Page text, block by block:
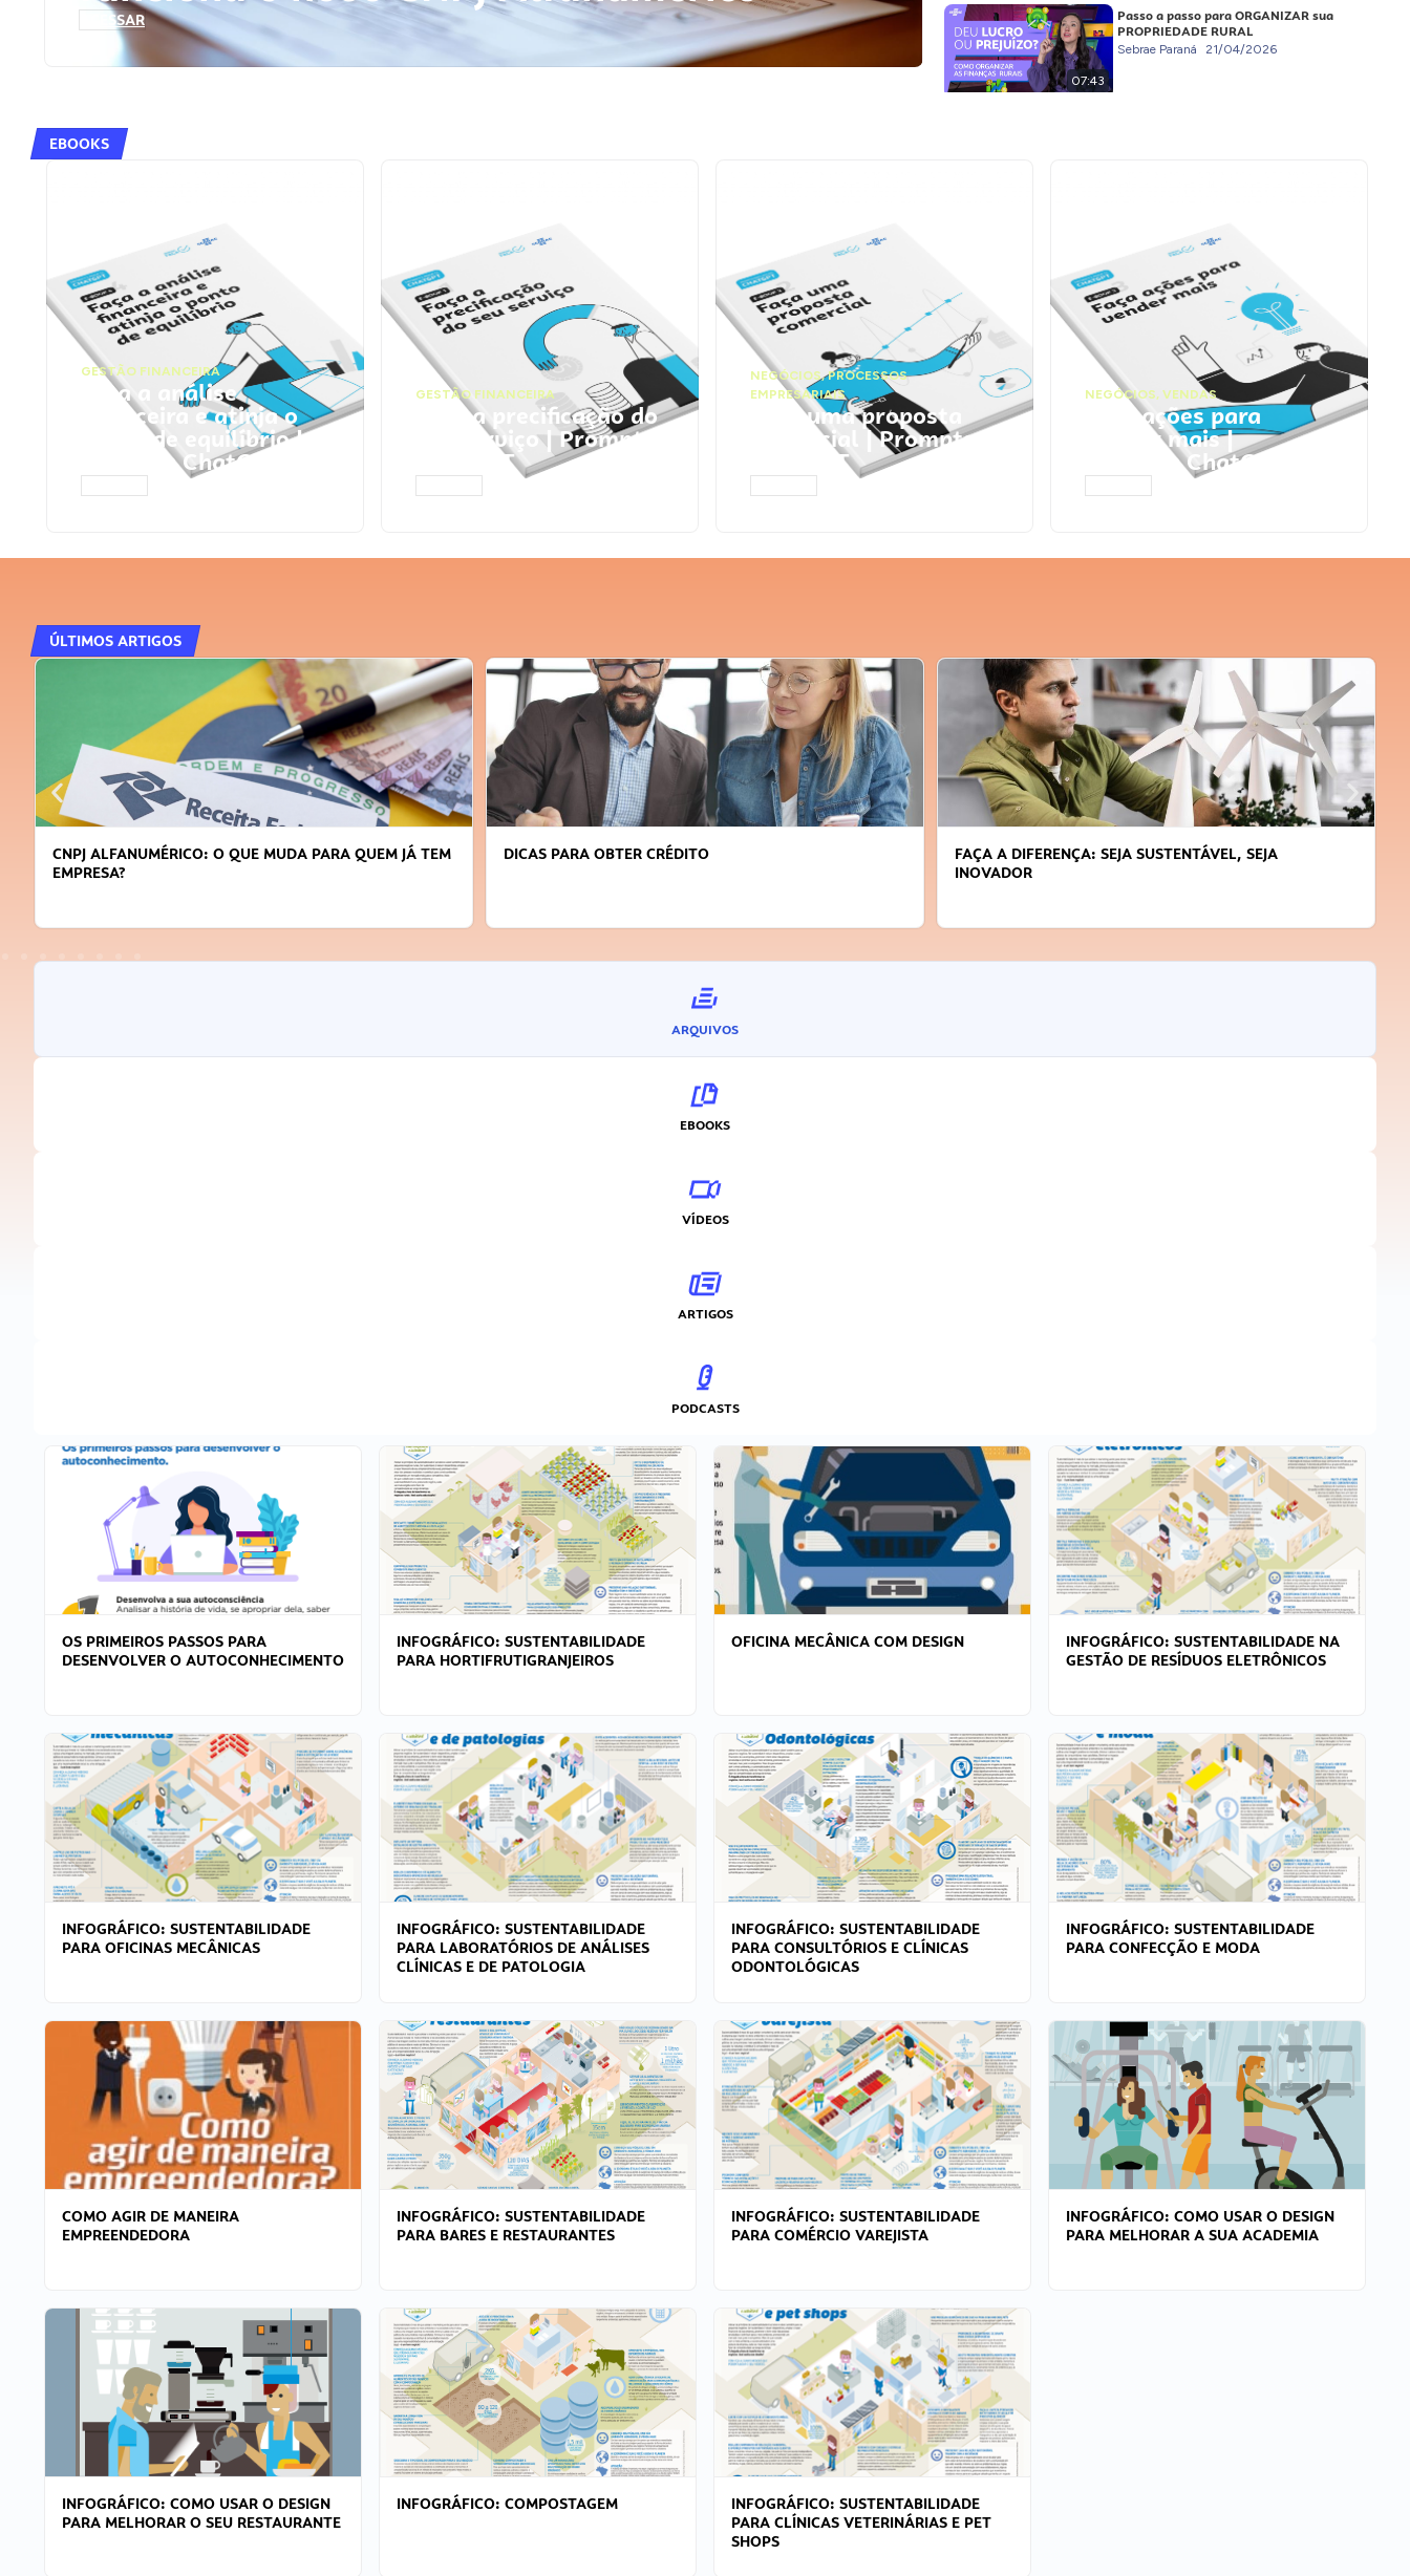
ACESSAR
07:43
Passo a passo para ORGANIZAR sua
PROPRIEDADE RURAL
Sebrae Paraná 21/04/2026
EBOOKS
GESTÃO FINANCEIRA
Faça a análise
financeira e atinja o
ponto de equilíbrio |
Prompts ChatGPT
GESTÃO FINANCEIRA
Faça a precificação do
seu serviço | Prompts
ChatGPT
NEGÓCIOS,PROCESSOS
EMPRESARIAIS
Faça uma proposta
comercial | Prompts
ChatGPT
NEGÓCIOS, VENDAS
Faça ações para
vender mais |
Prompts ChatGPT
ÚLTIMOS ARTIGOS
CNPJ ALFANUMÉRICO: O QUE MUDA PARA QUEM JÁ TEM
EMPRESA?
DICAS PARA OBTER CRÉDITO
FAÇA A DIFERENÇA: SEJA SUSTENTÁVEL, SEJA
INOVADOR
ARQUIVOS
EBOOKS
VÍDEOS
ARTIGOS
PODCASTS
OS PRIMEIROS PASSOS PARA
DESENVOLVER O AUTOCONHECIMENTO
INFOGRÁFICO: SUSTENTABILIDADE
PARA HORTIFRUTIGRANJEIROS
OFICINA MECÂNICA COM DESIGN
INFOGRÁFICO: SUSTENTABILIDADE NA
GESTÃO DE RESÍDUOS ELETRÔNICOS
INFOGRÁFICO: SUSTENTABILIDADE
PARA OFICINAS MECÂNICAS
INFOGRÁFICO: SUSTENTABILIDADE
PARA LABORATÓRIOS DE ANÁLISES
CLÍNICAS E DE PATOLOGIA
INFOGRÁFICO: SUSTENTABILIDADE
PARA CONSULTÓRIOS E CLÍNICAS
ODONTOLÓGICAS
INFOGRÁFICO: SUSTENTABILIDADE
PARA CONFECÇÃO E MODA
COMO AGIR DE MANEIRA
EMPREENDEDORA
INFOGRÁFICO: SUSTENTABILIDADE
PARA BARES E RESTAURANTES
INFOGRÁFICO: SUSTENTABILIDADE
PARA COMÉRCIO VAREJISTA
INFOGRÁFICO: COMO USAR O DESIGN
PARA MELHORAR A SUA ACADEMIA
INFOGRÁFICO: COMO USAR O DESIGN
PARA MELHORAR O SEU RESTAURANTE
INFOGRÁFICO: COMPOSTAGEM
INFOGRÁFICO: SUSTENTABILIDADE
PARA CLÍNICAS VETERINÁRIAS E PET
SHOPS